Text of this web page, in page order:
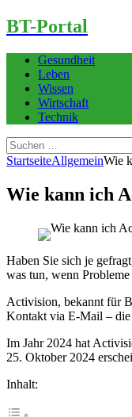
BT-Portal
Gesundheit
Leben
Wissen
Wirtschaft
Technik
Suchen
nach:
StartseiteAllgemeinWie
Wie kann ich
Haben Sie sich je
was tun, wenn Probleme
Activision, bekannt für
Kontakt via E-Mail –
Im Jahr 2024 hat
25. Oktober 2024
Inhalt: